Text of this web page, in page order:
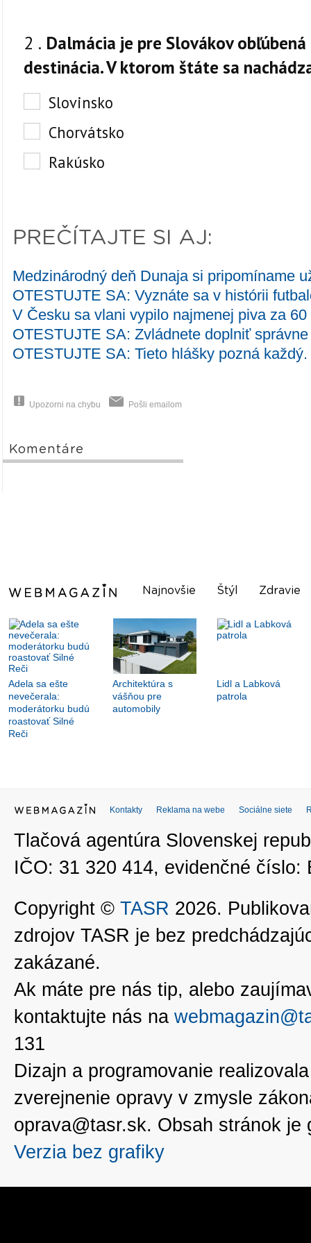
PREČÍTAJTE SI AJ:
Medzinárodný deň Dunaja si pripomíname
OTESTUJTE SA: Vyznáte sa v histórii
V Česku sa vlani vypilo najmenej piva za 60
OTESTUJTE SA: Zvládnete doplniť
OTESTUJTE SA: Tieto hlášky pozná
Upozorni na chybu Pošli emailom
Komentáre
Najnovšie Štýl Zdravie
Adela sa ešte
nevečerala:
moderátorku budú
roastovať Silné
Reči
Architektúra s
vášňou pre
automobily
Lidl a Labková
patrola
Kontakty Reklama na webe Sociálne siete
Tlačová agentúra Slovenskej
IČO: 31 320 414, evidenčné číslo:
Copyright © TASR 2026.
zdrojov TASR je bez
zakázané.
Ak máte pre nás tip, alebo
kontaktujte nás na
131
Dizajn a programovanie
zverejnenie opravy v zmysle
oprava@tasr.sk. Obsah stránok
Verzia bez grafiky